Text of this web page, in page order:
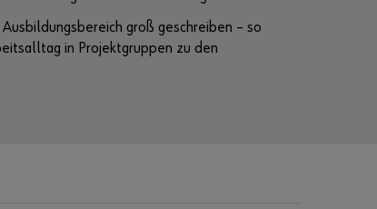
groß geschreiben – so
in Projektgruppen zu den